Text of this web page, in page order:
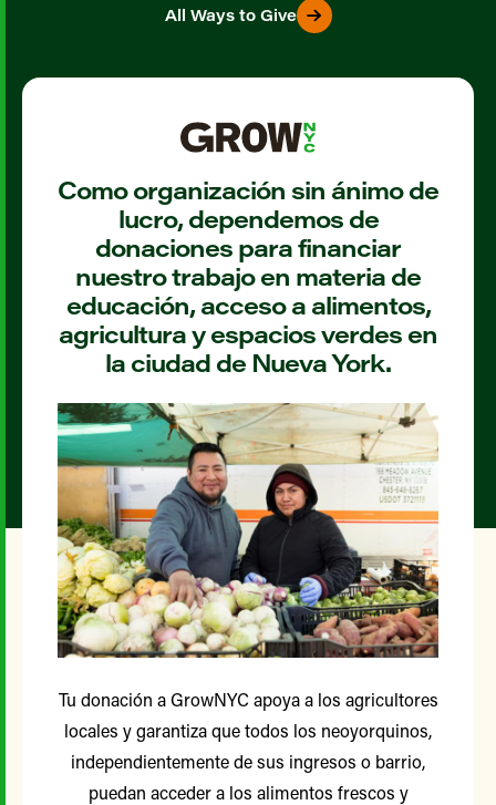
All Ways to Give
Como organización sin ánimo de
lucro, dependemos de
donaciones para financiar
nuestro trabajo en materia de
educación, acceso a alimentos,
agricultura y espacios verdes en
la ciudad de Nueva York.
Tu donación a GrowNYC apoya a los agricultores
locales y garantiza que todos los neoyorquinos,
independientemente de sus ingresos o barrio,
puedan acceder a los alimentos frescos y